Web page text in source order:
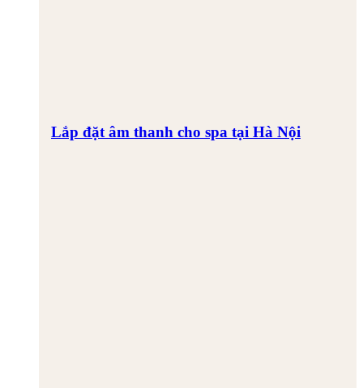
Lắp đặt âm thanh cho spa tại Hà Nội